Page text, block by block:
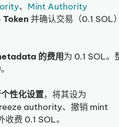
、 Mint Authority
Token并确认交易（0.1 SOL
的费用为 0.1 SOL。
性化设置，将其设为
authority、撤销 mint
费 0.1 SOL。